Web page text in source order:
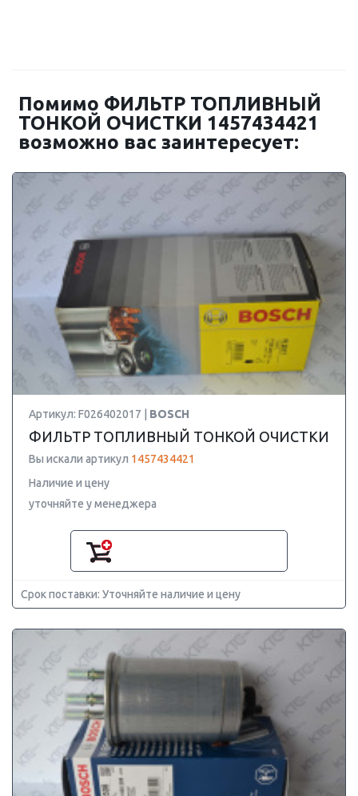
Помимо ФИЛЬТР ТОПЛИВНЫЙ
ТОНКОЙ ОЧИСТКИ 1457434421
возможно вас заинтересует:
Артикул: F026402017 | BOSCH
ФИЛЬТР ТОПЛИВНЫЙ ТОНКОЙ ОЧИСТКИ
Вы искали артикул 1457434421
Наличие и цену
уточняйте у менеджера
Срок поставки: Уточняйте наличие и цену